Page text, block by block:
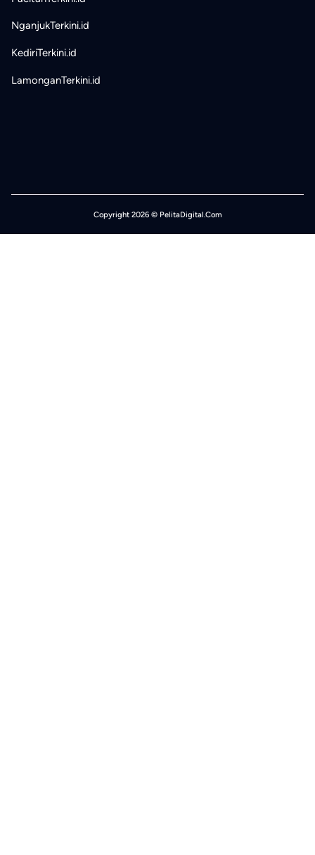
NganjukTerkini.id
KediriTerkini.id
LamonganTerkini.id
Copyright 2026 © PelitaDigital.Com